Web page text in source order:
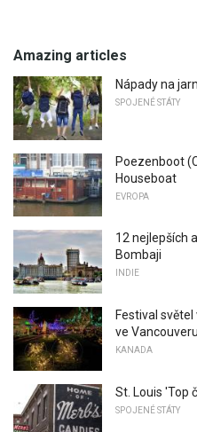
Amazing articles
Nápady na
SPOJENÉ STÁTY
Poezenboot
Houseboat
EVROPA
12 nejlepších
Bombaji
INDIE
Festival
ve
KANADA
St. Louis 'Top
SPOJENÉ STÁTY